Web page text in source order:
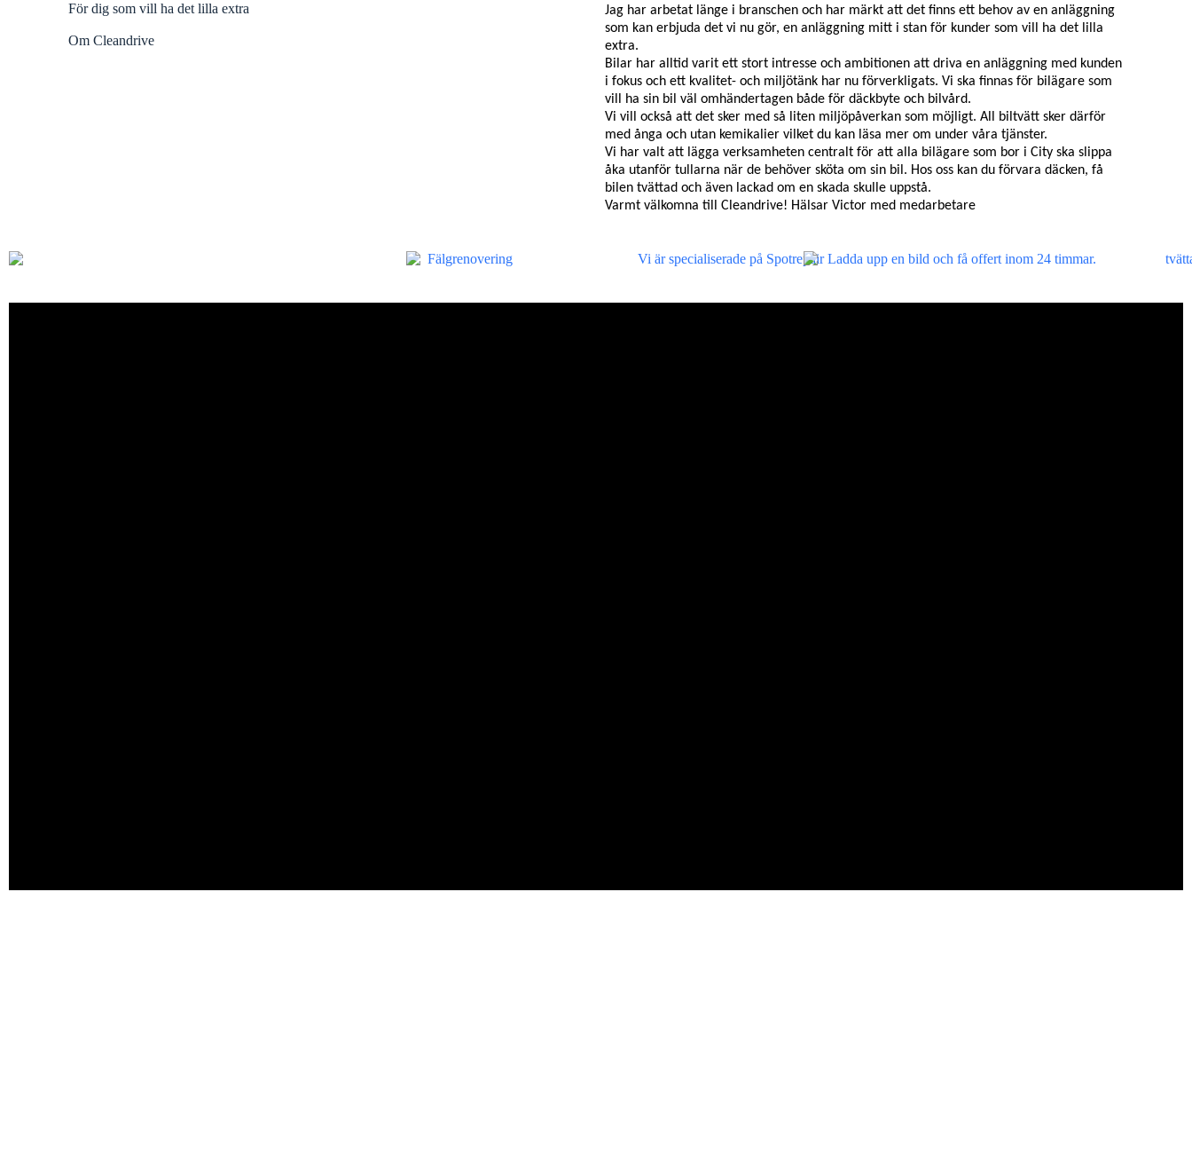
För dig som vill ha det lilla extra
Om Cleandrive
Jag har arbetat länge i branschen och har märkt att det finns ett behov av en anläggning
som kan erbjuda det vi nu gör, en anläggning mitt i stan för kunder som vill ha det lilla
extra.
Bilar har alltid varit ett stort intresse och ambitionen att driva en anläggning med kunden
i fokus och ett kvalitet- och miljötänk har nu förverkligats. Vi ska finnas för bilägare som
vill ha sin bil väl omhändertagen både för däckbyte och bilvård.
Vi vill också att det sker med så liten miljöpåverkan som möjligt. All biltvätt sker därför
med ånga och utan kemikalier vilket du kan läsa mer om under våra tjänster.
Vi har valt att lägga verksamheten centralt för att alla bilägare som bor i City ska slippa
åka utanför tullarna när de behöver sköta om sin bil. Hos oss kan du förvara däcken, få
bilen tvättad och även lackad om en skada skulle uppstå.
Varmt välkomna till Cleandrive! Hälsar Victor med medarbetare